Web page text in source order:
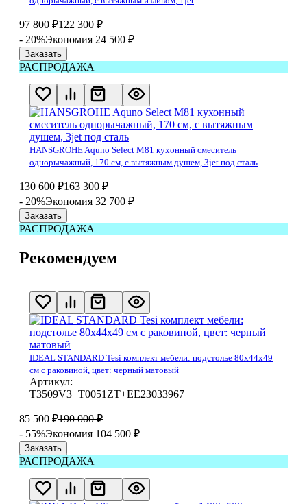
97 800 ₽122 300 ₽
- 20%Экономия 24 500 ₽
Заказать
РАСПРОДАЖА
HANSGROHE Aquno Select M81 кухонный смеситель
однорычажный, 170 см, с вытяжным душем, 3jet под сталь
130 600 ₽163 300 ₽
- 20%Экономия 32 700 ₽
Заказать
РАСПРОДАЖА
Рекомендуем
IDEAL STANDARD Tesi комплект мебели: подстолье 80x44x49
см с раковиной, цвет: черный матовый
Артикул:
T3509V3+T0051ZT+EE23033967
85 500 ₽190 000 ₽
- 55%Экономия 104 500 ₽
Заказать
РАСПРОДАЖА